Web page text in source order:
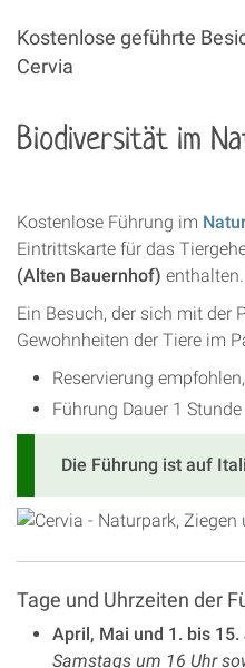
Kostenlose geführte
Cervia
Biodiversität im
Kostenlose Führung im
Eintrittskarte für das
(Alten Bauernhof) enthalten.
Ein Besuch, der sich mit der
Gewohnheiten der Tiere im
Reservierung empfohlen,
Führung Dauer 1 Stunde
Die Führung ist auf
Tage und Uhrzeiten der
April, Mai und 1. bis 15.
Samstags um 16 Uhr